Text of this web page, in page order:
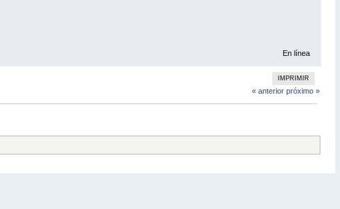
En línea
IMPRIMIR
« anterior próximo »